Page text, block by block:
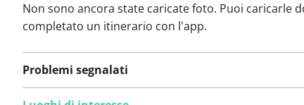
Non sono ancora state caricate foto. Puoi caricarle
completato un itinerario con l'app.
Problemi segnalati